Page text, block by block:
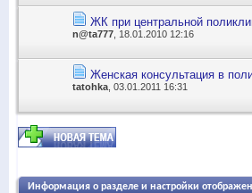
ЖК при центральной
n@ta777 , 18.01.2010 12:16
Женская консультация в
tatohka , 03.01.2011 16:31
Информация о разделе и настройки